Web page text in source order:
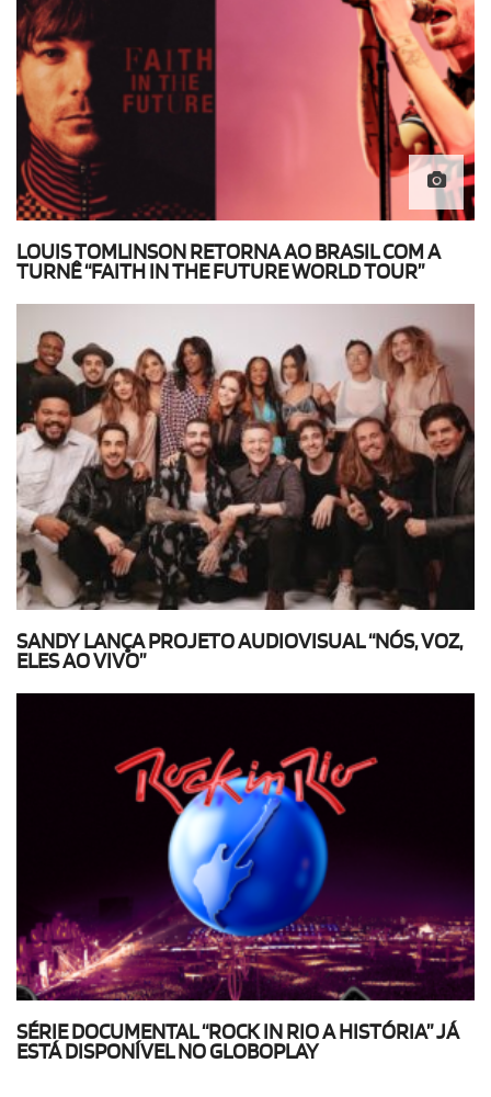
LOUIS TOMLINSON RETORNA AO BRASIL COM A
TURNÊ “FAITH IN THE FUTURE WORLD TOUR”
SANDY LANÇA PROJETO AUDIOVISUAL “NÓS, VOZ,
ELES AO VIVO”
SÉRIE DOCUMENTAL “ROCK IN RIO A HISTÓRIA” JÁ
ESTÁ DISPONÍVEL NO GLOBOPLAY